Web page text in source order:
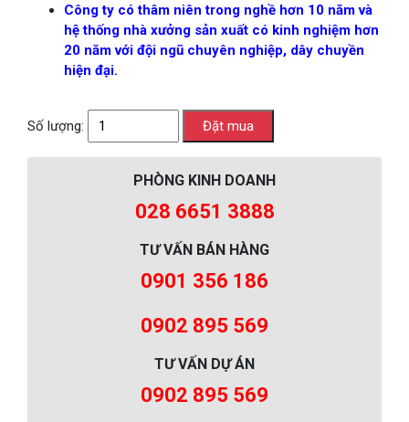
Công ty có thâm niên trong nghề hơn 10 năm và
hệ thống nhà xưởng sản xuất có kinh nghiệm hơn
20 năm với đội ngũ chuyên nghiệp, dây chuyền
hiện đại.
Số lượng:
PHÒNG KINH DOANH
028 6651 3888
TƯ VẤN BÁN HÀNG
0901 356 186
0902 895 569
TƯ VẤN DỰ ÁN
0902 895 569